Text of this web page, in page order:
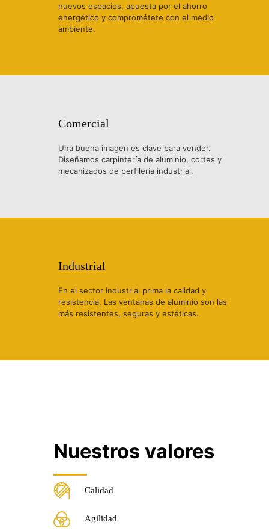
nuevos espacios, apuesta por el ahorro
energético y comprométete con el medio
ambiente.
Comercial
Una buena imagen es clave para vender.
Diseñamos carpintería de aluminio, cortes y
mecanizados de perfilería industrial.
Industrial
En el sector industrial prima la calidad y
resistencia. Las ventanas de aluminio son las
más resistentes, seguras y estéticas.
Nuestros valores
Calidad
Agilidad